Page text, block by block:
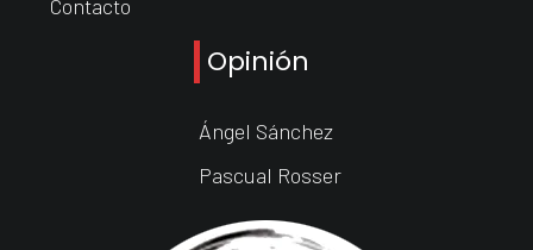
Contacto
Opinión
Ángel Sánchez
Pascual Rosser